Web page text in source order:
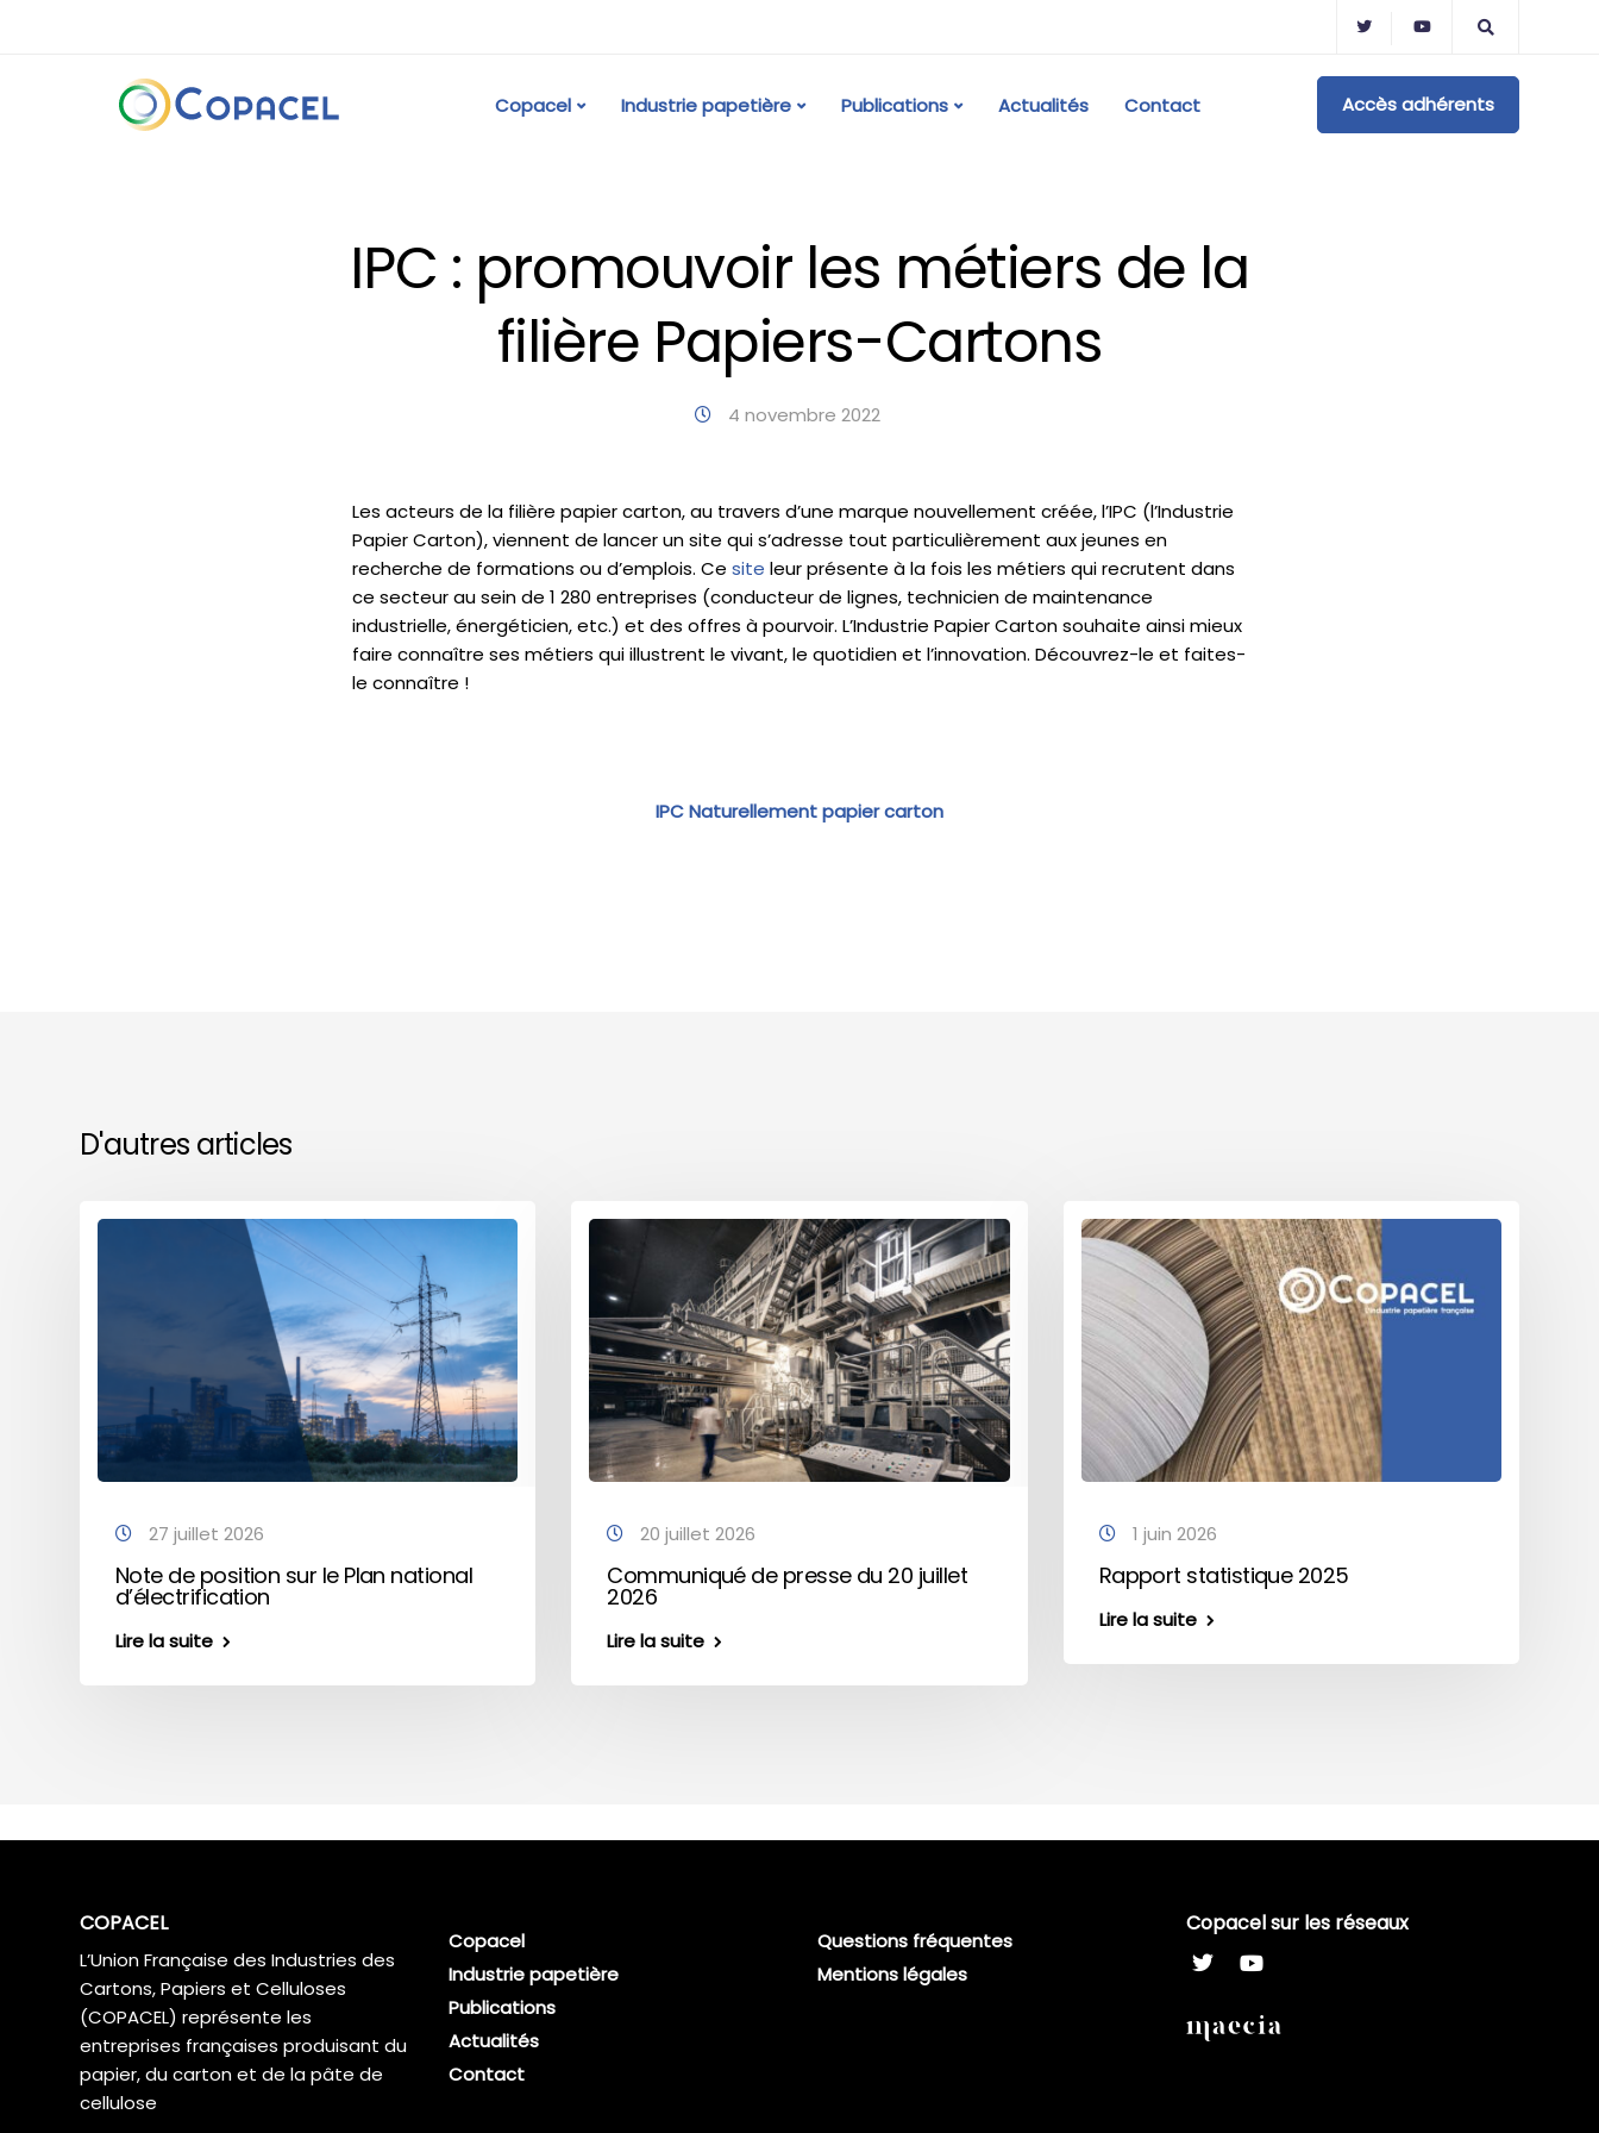
Copacel Industrie papetière Publications Actualités Contact Accès adhérents
IPC : promouvoir les métiers de la
filière Papiers-Cartons
4 novembre 2022
Les acteurs de la filière papier carton, au travers d’une marque nouvellement créée, l’IPC (l’Industrie
Papier Carton), viennent de lancer un site qui s’adresse tout particulièrement aux jeunes en
recherche de formations ou d’emplois. Cesite leur présente à la fois les métiers qui recrutent dans
ce secteur au sein de 1 280 entreprises (conducteur de lignes, technicien de maintenance
industrielle, énergéticien, etc.) et des offres à pourvoir. L’Industrie Papier Carton souhaite ainsi mieux
faire connaître ses métiers qui illustrent le vivant, le quotidien et l’innovation. Découvrez-le et faites-
le connaître !
IPC Naturellement papier carton
D'autres articles
27 juillet 2026
Note de position sur le Plan national
d’électrification
Lire la suite
20 juillet 2026
Communiqué de presse du 20 juillet
2026
Lire la suite
1 juin 2026
Rapport statistique 2025
Lire la suite
COPACEL
L’Union Française des Industries des
Cartons, Papiers et Celluloses
(COPACEL) représente les
entreprises françaises produisant du
papier, du carton et de la pâte de
cellulose
Copacel
Industrie papetière
Publications
Actualités
Contact
Questions fréquentes
Mentions légales
Copacel sur les réseaux